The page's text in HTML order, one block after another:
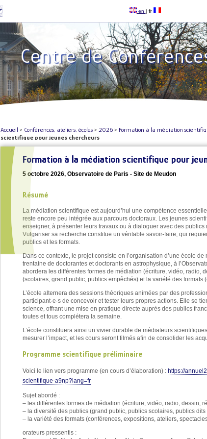
en | fr
Centre de
Accueil > Conférences, ateliers, écoles > 2026 > Formation à la médiation
scientifique pour jeunes chercheurs
Formation à la médiation scientifique pour
5 octobre 2026, Observatoire de Paris - Site de Meudon
Résumé
La médiation scientifique est aujourd’hui une compétence
reste encore peu intégrée aux parcours doctoraux. Les jeunes
enseigner, à présenter leurs travaux ou à dialoguer avec des
Vulgariser sa recherche constitue un véritable savoir-faire, qui
publics et les formats.
Dans ce contexte, le projet consiste en l’organisation d’une école
trentaine de doctorantes et doctorants en astrophysique, à
abordera les différentes formes de médiation (écriture, vidéo, radio,
(scolaires, grand public, publics empêchés) et la variété des formats
L’école alternera des sessions théoriques animées par des
participant·e·s de concevoir et tester leurs propres actions. Elle se
science, offrant une mise en pratique directe auprès des publics
toutes et tous complétera la semaine.
L’école constituera ainsi un vivier durable de médiateurs
mesurer l’impact, et les cours seront filmés afin de consolider les
Programme scientifique préliminaire
Voici le lien vers programme (en cours d’élaboration) : https://
scientifique-a9np?lang=fr
Sujet abordé :
– les différentes formes de médiation (écriture, vidéo, radio, dessin,
– la diversité des publics (grand public, publics scolaires, publics dits
– la variété des formats (conférences, expositions, ateliers,
orateurs pressentis :